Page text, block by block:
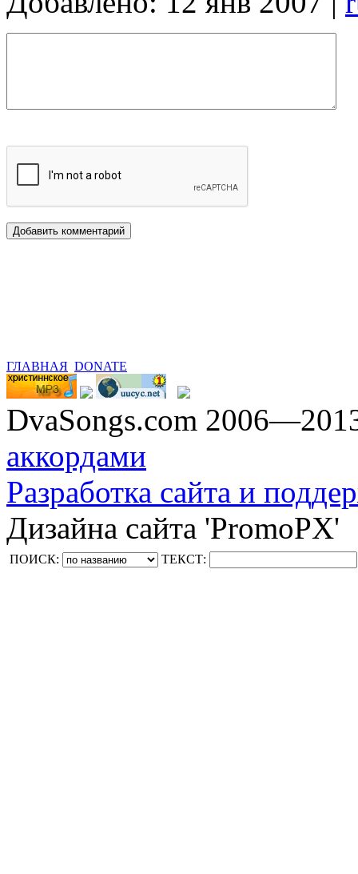
ГЛАВНАЯ DONATE
DvaSongs.com
аккордами
Разработка сайта и
Дизайна сайта 'PromoPX'
ПОИСК: ТЕКСТ: